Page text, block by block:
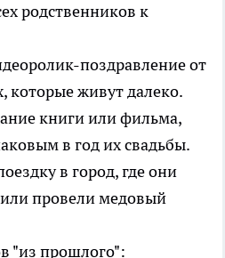
родственников к
поздравление от
которые живут далеко.
книги или фильма,
в год их свадьбы.
в город, где они
провели медовый
"из прошлого":